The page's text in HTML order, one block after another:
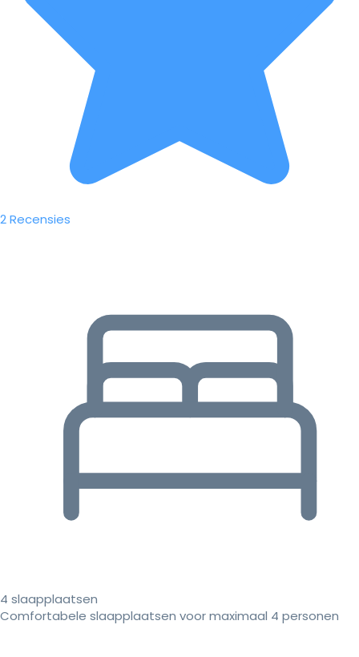
2 Recensies
4 slaapplaatsen
Comfortabele slaapplaatsen voor maximaal 4 personen